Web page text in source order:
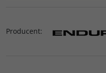
Producent: